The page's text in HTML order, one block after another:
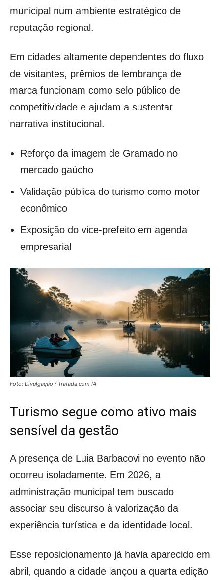
municipal num ambiente estratégico de
reputação regional.
Em cidades altamente dependentes do fluxo
de visitantes, prêmios de lembrança de
marca funcionam como selo público de
competitividade e ajudam a sustentar
narrativa institucional.
Reforço da imagem de Gramado no
mercado gaúcho
Validação pública do turismo como motor
econômico
Exposição do vice-prefeito em agenda
empresarial
Foto: Divulgação / Tratada com IA
Turismo segue como ativo mais
sensível da gestão
A presença de Luia Barbacovi no evento não
ocorreu isoladamente. Em 2026, a
administração municipal tem buscado
associar seu discurso à valorização da
experiência turística e da identidade local.
Esse reposicionamento já havia aparecido em
abril, quando a cidade lançou a quarta edição